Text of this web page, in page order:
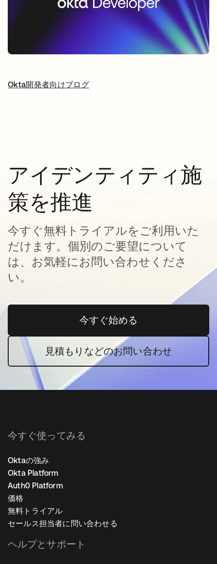
Okta開発者向けブログ
新しいタブで開く
アイデンティティ施
策を推進
今すぐ無料トライアルをご利用いた
だけます。個別のご要望について
は、お気軽にお問い合わせくださ
い。
今すぐ始める新しいタブで開く
見積もりなどのお問い合わせ
今すぐ使ってみる
Oktaの強み
Okta Platform
Auth0 Platform
価格
無料トライアル
セールス担当者に問い合わせる
ヘルプとサポート